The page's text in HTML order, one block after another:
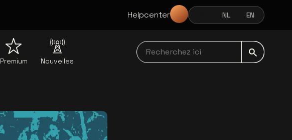
Helpcenter FRANÇAISNEDERLANDS
NL ENGLISH
EN
Premium Nouvelles
Recherchez ici navbar